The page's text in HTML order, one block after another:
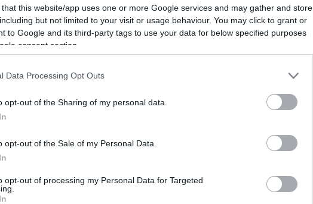
that this website/app uses one or more Google services and may gather and store
but not limited to your visit or usage behaviour. You may click to grant or
to Google and its third-party tags to use your data for below specified purposes
consent section.
Data Processing Opt Outs
opt-out of the Sharing of my personal data.
opt-out of the Sale of my Personal Data.
opt-out of processing my Personal Data for Targeted
della bicicletta